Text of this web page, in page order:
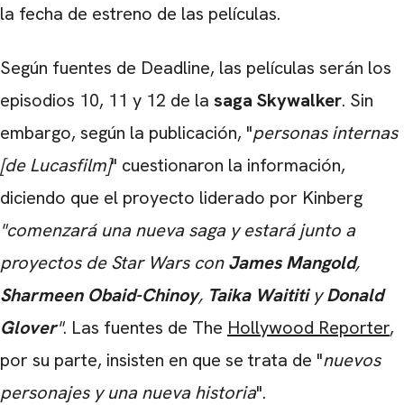
la fecha de estreno de las películas.
Según fuentes de Deadline, las películas serán los
episodios 10, 11 y 12 de la saga Skywalker. Sin
embargo, según la publicación, "personas internas
[de Lucasfilm]" cuestionaron la información,
diciendo que el proyecto liderado por Kinberg
"comenzará una nueva saga y estará junto a
proyectos de Star Wars conJames Mangold,
Sharmeen Obaid-Chinoy, Taika WaititiyDonald
Glover". Las fuentes de The Hollywood Reporter,
por su parte, insisten en que se trata de "nuevos
personajes y una nueva historia".